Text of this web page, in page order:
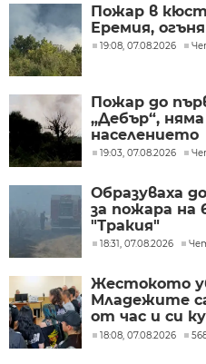
Пожар в
Еремия,
19:08, 07.08.2026
Пожар до
„Дебър“,
населението
19:03, 07.08.2026
Образуваха
за пожара
"Тракия"
18:31, 07.08.2026
Жестокото
Младежите
от час и си
му
18:08, 07.08.2026